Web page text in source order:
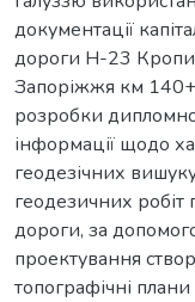
документації
дороги Н-23
Запоріжжя км
розробки
інформації щодо
геодезічних
геодезичних робіт
дороги, за
проектування
топографічні плани